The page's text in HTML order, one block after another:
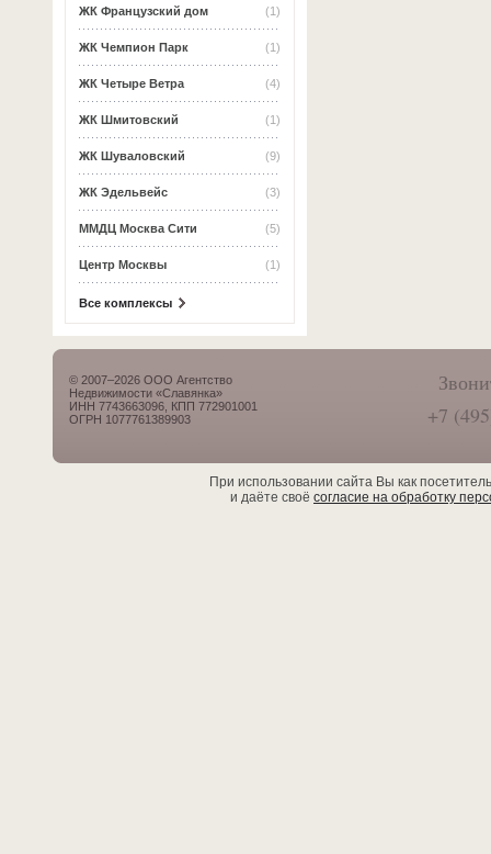
(1)
ЖК Французский дом
(1)
ЖК Чемпион Парк
(4)
ЖК Четыре Ветра
(1)
ЖК Шмитовский
(9)
ЖК Шуваловский
(3)
ЖК Эдельвейс
(5)
ММДЦ Москва Сити
(1)
Центр Москвы
Все комплексы
© 2007–2026 ООО Агентство
Недвижимости «Славянка»
ИНН 7743663096, КПП 772901001
ОГРН 1077761389903
+7
При использовании сайта Вы как
и даёте своё согласие на обработку